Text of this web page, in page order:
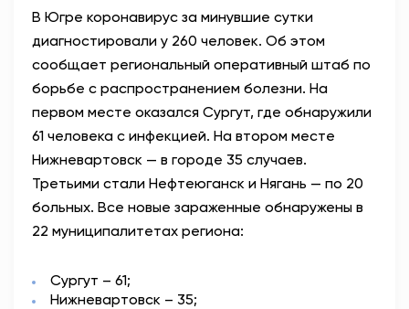
АНТИТЕРРОР
НОВОСТИ
ОФИЦИАЛЬНО
В Югре коронавирус за минувшие сутки
диагностировали у 260 человек. Об этом
сообщает региональный оперативный штаб по
борьбе с распространением болезни. На
первом месте оказался Сургут, где обнаружили
61 человека с инфекцией. На втором месте
Нижневартовск — в городе 35 случаев.
Третьими стали Нефтеюганск и Нягань — по 20
больных. Все новые зараженные обнаружены в
22 муниципалитетах региона:
Сургут – 61;
Нижневартовск – 35;